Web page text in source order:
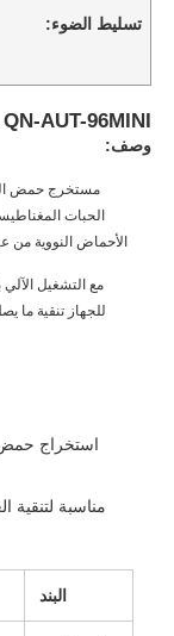
تسليط الضوء:
QN-AUT-96MINI مستخرج حمض نووي آلي بالكامل
وصف:
الحبات
الأحماض النووية من
مع التشغيل الآلي
مناسبة لتنقية
البند